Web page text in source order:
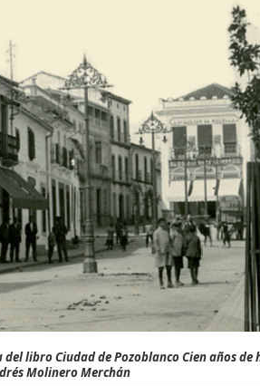
libro Ciudad de Pozoblanco Cien años de
Molinero Merchán